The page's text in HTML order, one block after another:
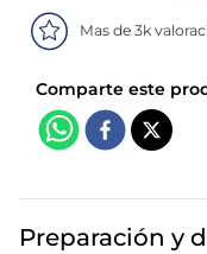
Mas de 3k
Preparación y